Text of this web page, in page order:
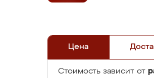
Цена
Стоимость зависит от